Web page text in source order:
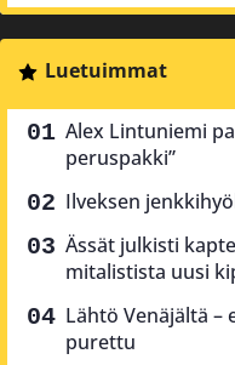
Luetuimmat
Alex Lintuniemi
peruspakki”
Ilveksen
Ässät julkisti
mitalistista uusi
Lähtö Venäjältä –
purettu